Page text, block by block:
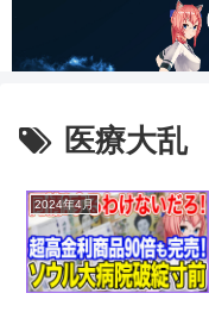
医療大乱
2024年4月